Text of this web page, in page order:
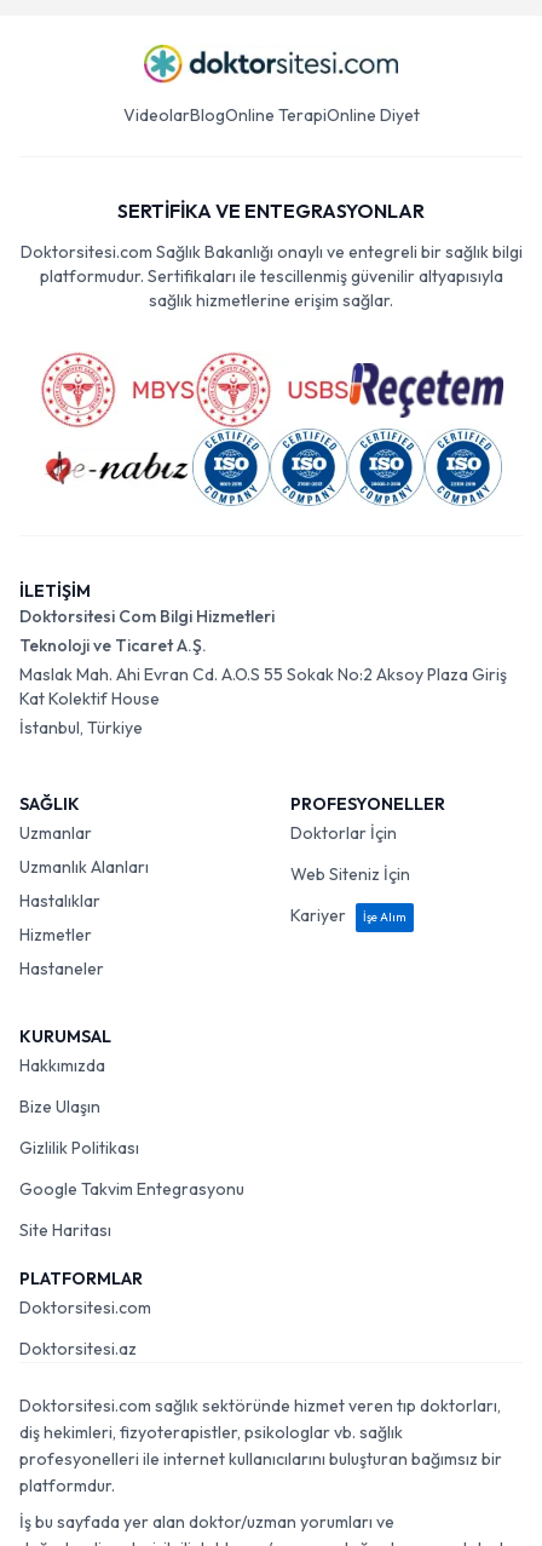
VideolarBlogOnline TerapiOnline Diyet
SERTİFİKA VE ENTEGRASYONLAR
Doktorsitesi.com Sağlık Bakanlığı onaylı ve entegreli bir sağlık bilgi
platformudur. Sertifikaları ile tescillenmiş güvenilir altyapısıyla
sağlık hizmetlerine erişim sağlar.
İLETİŞİM
Doktorsitesi Com Bilgi Hizmetleri
Teknoloji ve Ticaret A.Ş.
Maslak Mah. Ahi Evran Cd. A.O.S 55 Sokak No:2 Aksoy Plaza Giriş
Kat Kolektif House
İstanbul, Türkiye
SAĞLIK
Uzmanlar
Uzmanlık Alanları
Hastalıklar
Hizmetler
Hastaneler
PROFESYONELLER
Doktorlar İçin
Web Siteniz İçin
Kariyer
İşe Alım
KURUMSAL
Hakkımızda
Bize Ulaşın
Gizlilik Politikası
Google Takvim Entegrasyonu
Site Haritası
PLATFORMLAR
Doktorsitesi.com
Doktorsitesi.az
Doktorsitesi.com sağlık sektöründe hizmet veren tıp doktorları,
diş hekimleri, fizyoterapistler, psikologlar vb. sağlık
profesyonelleri ile internet kullanıcılarını buluşturan bağımsız bir
platformdur.
İş bu sayfada yer alan doktor/uzman yorumları ve